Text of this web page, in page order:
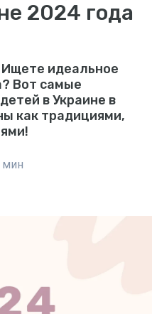
2024 года
идеальное
Вот самые
в Украине в
как традициями,
мин